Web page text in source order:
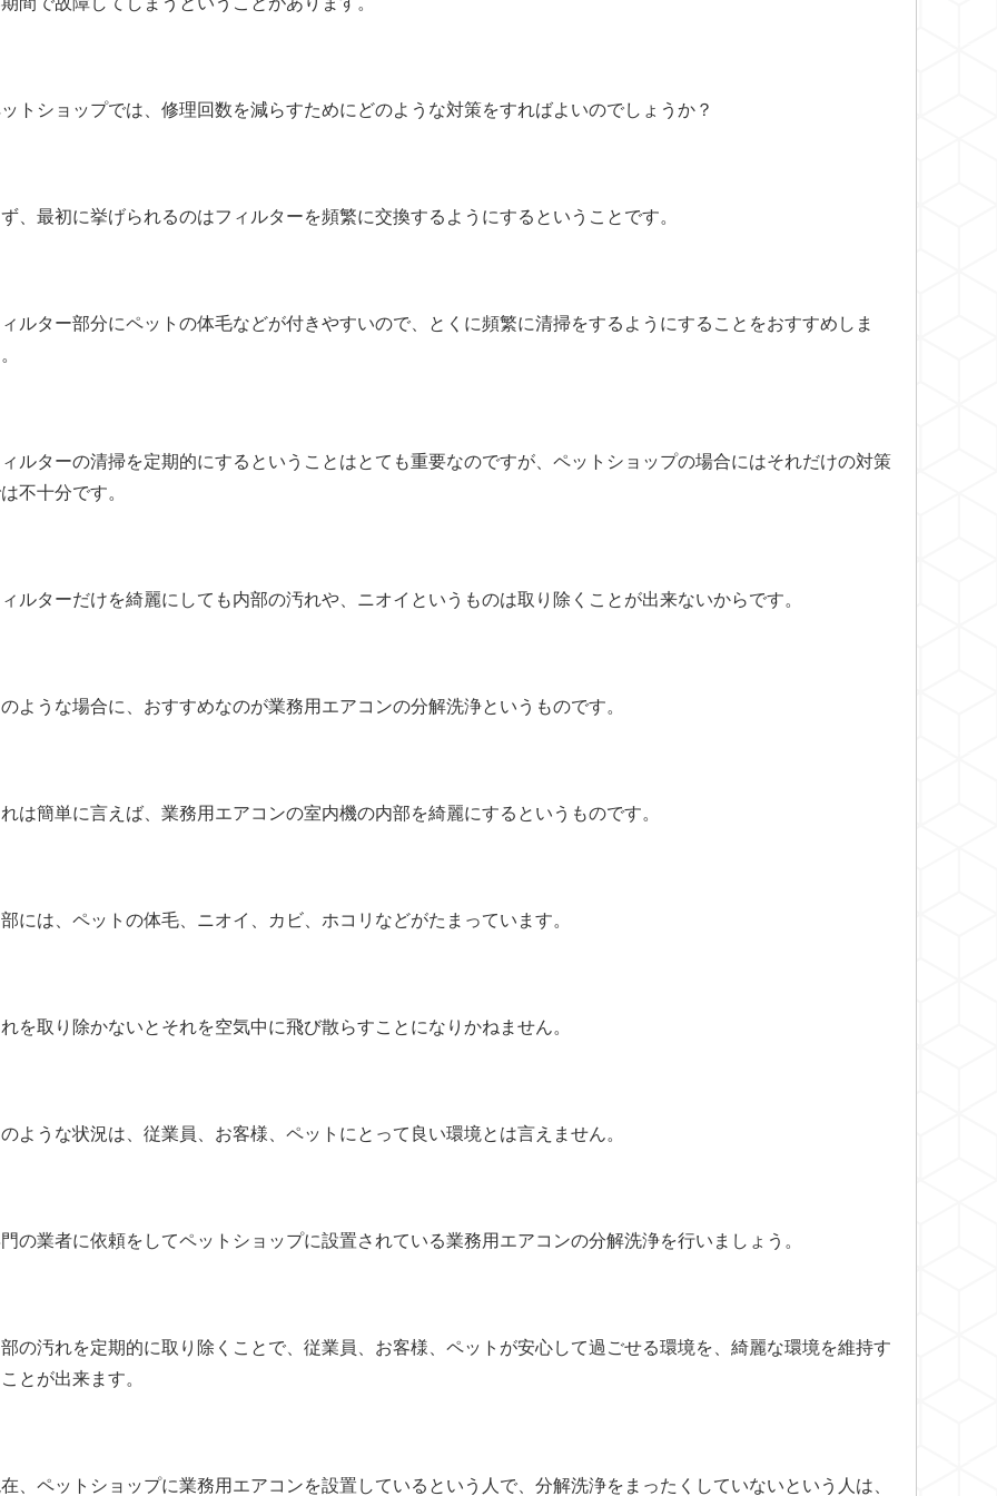
トショップでは、修理回数を減らすためにどのような対策をすればよいのでしょうか？
、最初に挙げられるのはフィルターを頻繁に交換するようにするということです。
ルター部分にペットの体毛などが付きやすいので、とくに頻繁に清掃をするようにすることをおすすめしま
ルターの清掃を定期的にするということはとても重要なのですが、ペットショップの場合にはそれだけの対策
不十分です。
ルターだけを綺麗にしても内部の汚れや、ニオイというものは取り除くことが出来ないからです。
ような場合に、おすすめなのが業務用エアコンの分解洗浄というものです。
は簡単に言えば、業務用エアコンの室内機の内部を綺麗にするというものです。
には、ペットの体毛、ニオイ、カビ、ホコリなどがたまっています。
を取り除かないとそれを空気中に飛び散らすことになりかねません。
ような状況は、従業員、お客様、ペットにとって良い環境とは言えません。
の業者に依頼をしてペットショップに設置されている業務用エアコンの分解洗浄を行いましょう。
の汚れを定期的に取り除くことで、従業員、お客様、ペットが安心して過ごせる環境を、綺麗な環境を維持す
とが出来ます。
、ペットショップに業務用エアコンを設置しているという人で、分解洗浄をまったくしていないという人は、